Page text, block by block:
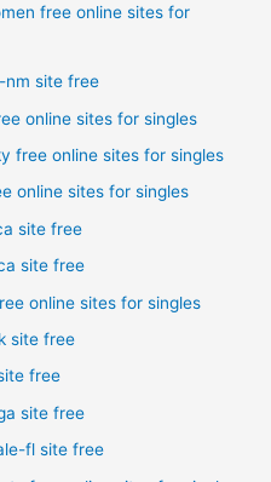
free online sites for
nm site free
online sites for singles
free online sites for singles
online sites for singles
site free
site free
online sites for singles
site free
free
site free
fl site free